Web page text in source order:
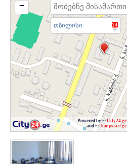
თბილისი
Powered by ©City24.ge
and ©Jumpstart.ge
−